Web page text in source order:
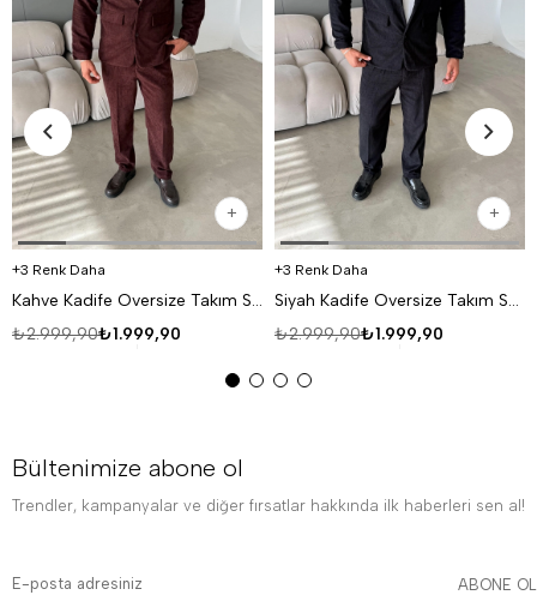
3 Renk Daha
Kahve Kadife Oversize Takım SNZ K5020
₺1.999,90
₺2.999,90
3 Renk Daha
Siyah Kadife Oversize Takım SNZ K5020
₺1.999,90
₺2.999,90
Bültenimize abone ol
Trendler, kampanyalar ve diğer fırsatlar hakkında ilk haberleri sen al!
ABONE OL